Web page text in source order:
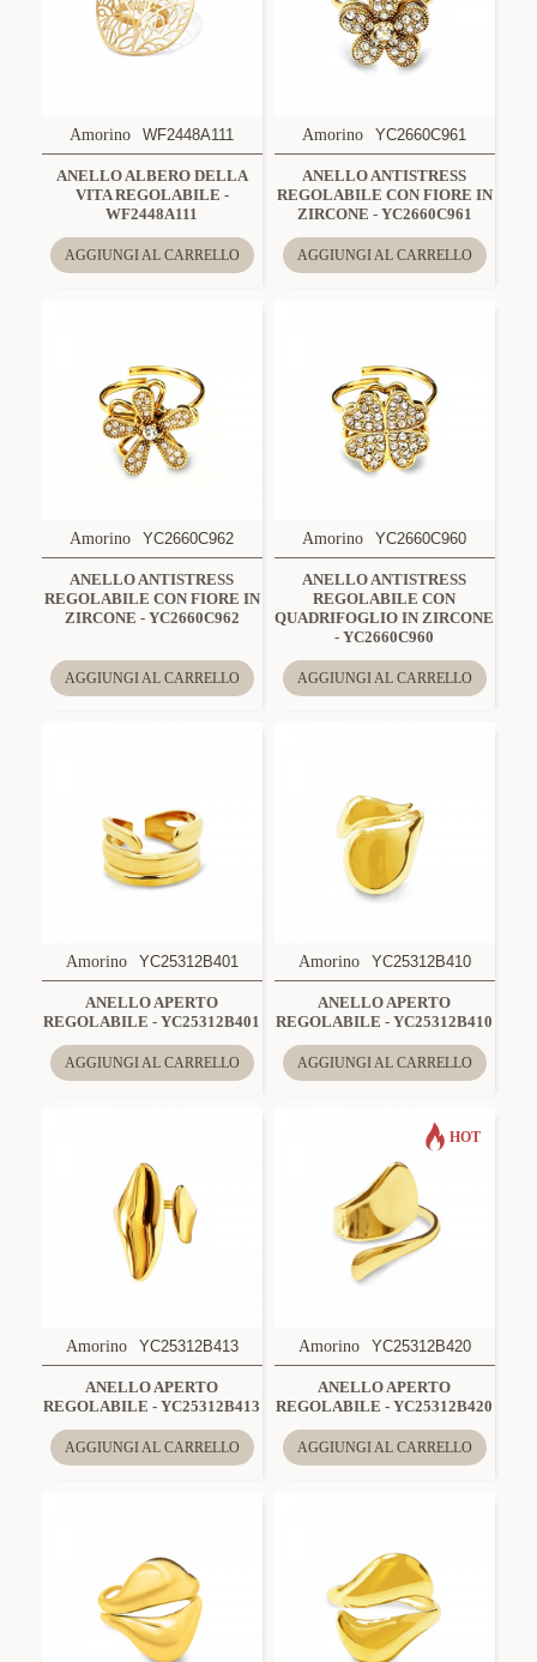
Amorino WF2448A111
ANELLO ALBERO DELLA
VITA REGOLABILE -
WF2448A111
AGGIUNGI AL CARRELLO
Amorino YC2660C961
ANELLO ANTISTRESS
REGOLABILE CON FIORE IN
ZIRCONE - YC2660C961
AGGIUNGI AL CARRELLO
Amorino YC2660C962
ANELLO ANTISTRESS
REGOLABILE CON FIORE IN
ZIRCONE - YC2660C962
AGGIUNGI AL CARRELLO
Amorino YC2660C960
ANELLO ANTISTRESS
REGOLABILE CON
QUADRIFOGLIO IN ZIRCONE
- YC2660C960
AGGIUNGI AL CARRELLO
Amorino YC25312B401
ANELLO APERTO
REGOLABILE - YC25312B401
AGGIUNGI AL CARRELLO
Amorino YC25312B410
ANELLO APERTO
REGOLABILE - YC25312B410
AGGIUNGI AL CARRELLO
Amorino YC25312B413
ANELLO APERTO
REGOLABILE - YC25312B413
AGGIUNGI AL CARRELLO
HOT
Amorino YC25312B420
ANELLO APERTO
REGOLABILE - YC25312B420
AGGIUNGI AL CARRELLO